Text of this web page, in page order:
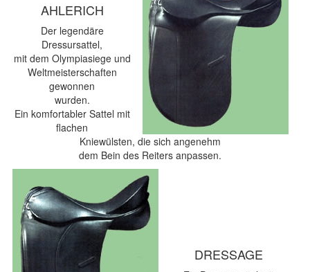
AHLERICH
Der legendäre
Dressursattel,
mit dem Olympiasiege und
Weltmeisterschaften
gewonnen
wurden.
Ein komfortabler Sattel mit
flachen
Kniewülsten, die sich angenehm
dem Bein des Reiters anpassen.
DRESSAGE